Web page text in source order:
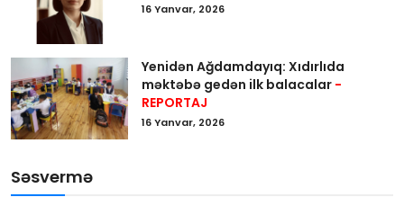
16 Yanvar, 2026
Yenidən Ağdamdayıq: Xıdırlıda
məktəbə gedən ilk balacalar -
REPORTAJ
16 Yanvar, 2026
Səsvermə